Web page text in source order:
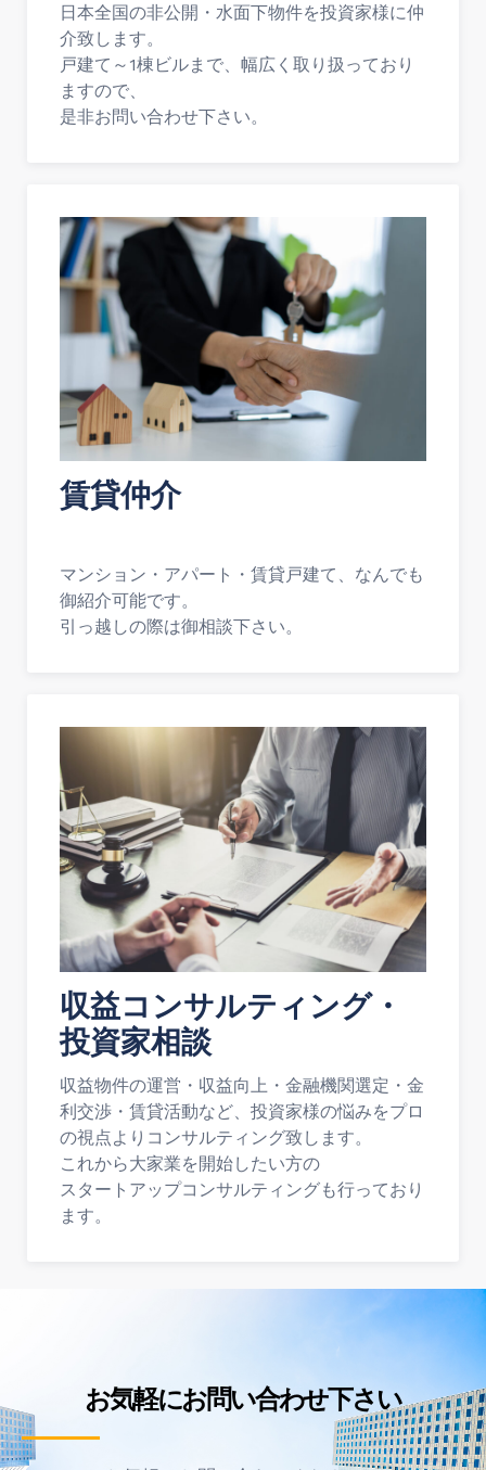
日本全国の非公開・水面下物件を投資家様に仲
介致します。
戸建て～1棟ビルまで、幅広く取り扱っており
ますので、
是非お問い合わせ下さい。
賃貸仲介
マンション・アパート・賃貸戸建て、なんでも
御紹介可能です。
引っ越しの際は御相談下さい。
収益コンサルティング・
投資家相談
収益物件の運営・収益向上・金融機関選定・金
利交渉・賃貸活動など、投資家様の悩みをプロ
の視点よりコンサルティング致します。
これから大家業を開始したい方の
スタートアップコンサルティングも行っており
ます。
お気軽にお問い合わせ下さい